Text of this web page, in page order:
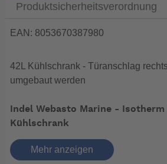
Produktsicherheitsverordnung
EAN: 8053670387980
42L Kühlschrank - Türanschlag
umgebaut werden
Indel Webasto Marine - Isotherm
Kühlschrank
Der CR 42 EL ist der kleinste
Mehr anzeigen